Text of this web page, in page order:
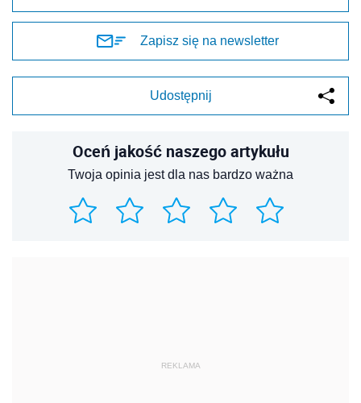
Zapisz się na newsletter
Udostępnij
Oceń jakość naszego artykułu
Twoja opinia jest dla nas bardzo ważna
REKLAMA